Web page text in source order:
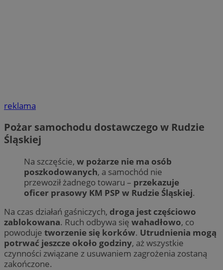
reklama
Pożar samochodu dostawczego w Rudzie
Śląskiej
Na szczęście, w pożarze nie ma osób
poszkodowanych, a samochód nie
przewoził żadnego towaru – przekazuje
oficer prasowy KM PSP w Rudzie Śląskiej.
Na czas działań gaśniczych, droga jest częściowo
zablokowana. Ruch odbywa się wahadłowo, co
powoduje tworzenie się korków. Utrudnienia mogą
potrwać jeszcze około godziny, aż wszystkie
czynności związane z usuwaniem zagrożenia zostaną
zakończone.